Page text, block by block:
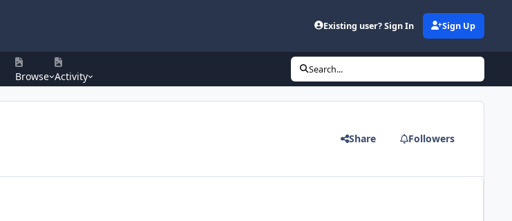
Existing user? Sign In Sign Up
Browse Activity
Search...
Share Followers